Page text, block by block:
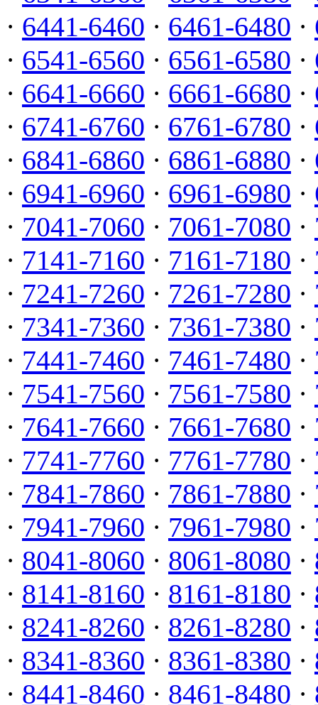
· 6441-6460 · 6461-6480 ·
· 6541-6560 · 6561-6580 ·
· 6641-6660 · 6661-6680 ·
· 6741-6760 · 6761-6780 ·
· 6841-6860 · 6861-6880 ·
· 6941-6960 · 6961-6980 ·
· 7041-7060 · 7061-7080 ·
· 7141-7160 · 7161-7180 ·
· 7241-7260 · 7261-7280 ·
· 7341-7360 · 7361-7380 ·
· 7441-7460 · 7461-7480 ·
· 7541-7560 · 7561-7580 ·
· 7641-7660 · 7661-7680 ·
· 7741-7760 · 7761-7780 ·
· 7841-7860 · 7861-7880 ·
· 7941-7960 · 7961-7980 ·
· 8041-8060 · 8061-8080 ·
· 8141-8160 · 8161-8180 ·
· 8241-8260 · 8261-8280 ·
· 8341-8360 · 8361-8380 ·
· 8441-8460 · 8461-8480 ·